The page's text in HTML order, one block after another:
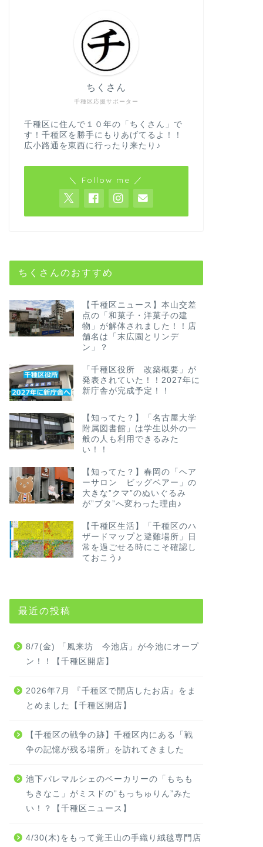
千種区応援サポーター
ちくさん
千種区に住んで１０年の「ちくさん」で
す！千種区を勝手にもりあげてるよ！！
広小路通を東西に行ったり来たり♪
＼ Follow me ／
ちくさんのおすすめ
【千種区ニュース】本山交差
点の「和菓子・洋菓子の建
物」が解体されました！！店
舗名は「末広園とリンデ
ン」？
「千種区役所 改築概要」が
発表されていた！！2027年に
新庁舎が完成予定！！
【知ってた？】「名古屋大学
附属図書館」は学生以外の一
般の人も利用できるみた
い！！
【知ってた？】春岡の「ヘア
ーサロン ビッグベアー」の
大きな”クマ”のぬいぐるみ
が”ブタ”へ変わった理由♪
【千種区生活】「千種区のハ
ザードマップと避難場所」日
常を過ごせる時にこそ確認し
ておこう♪
最近の投稿
8/7(金) 「風来坊 今池店」が今池にオープ
ン！！【千種区開店】
2026年7月 『千種区で開店したお店』をま
とめました【千種区開店】
【千種区の戦争の跡】千種区内にある「戦
争の記憶が残る場所」を訪れてきました
池下パレマルシェのベーカリーの「もちも
ちきなこ」がミスドの”もっちゅりん”みた
い！？【千種区ニュース】
4/30(木)をもって覚王山の手織り絨毯専門店